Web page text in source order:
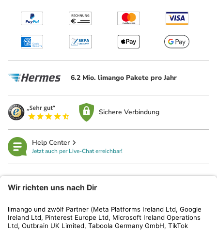
6.2 Mio. limango Pakete pro Jahr
Sichere Verbindung
Help Center
Jetzt auch per Live-Chat erreichbar!
Kundenservice